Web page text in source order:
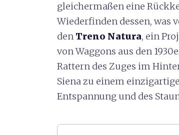
gleichermaßen eine
Wiederfinden dessen, was
den Treno Natura, ein
von Waggons aus den
Rattern des Zuges im
Siena zu einem
Entspannung und des